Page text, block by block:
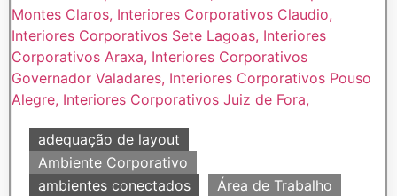
adequação de layout
Ambiente Corporativo
ambientes conectados
Área de Trabalho